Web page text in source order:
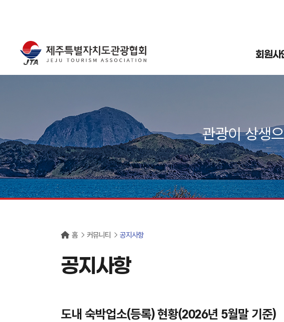
회원사
관광이 상생
홈 커뮤니티 공지사항
공지사항
도내 숙박업소(등록) 현황(2026년 5월말 기준)